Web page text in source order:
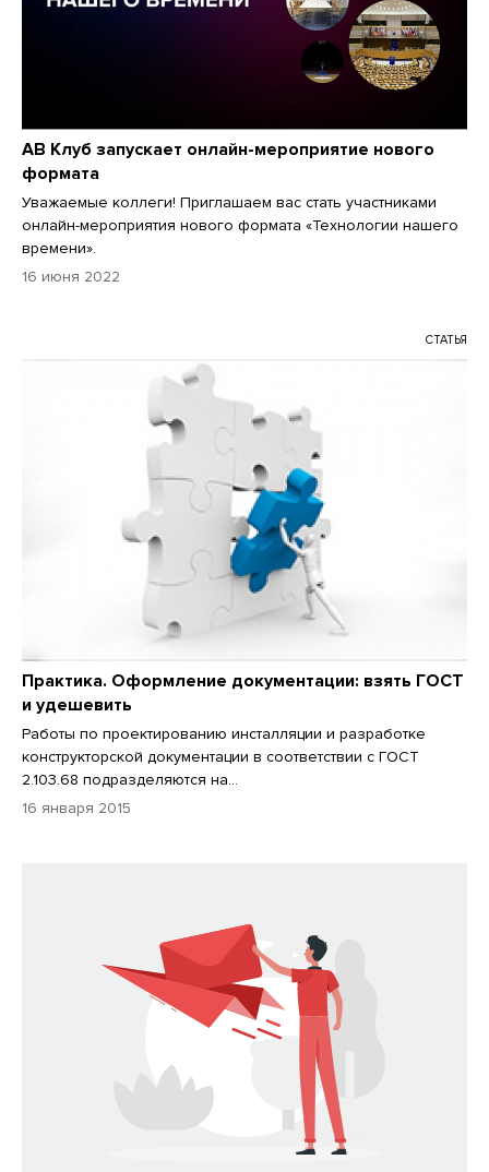
АВ Клуб запускает онлайн-мероприятие нового
формата
Уважаемые коллеги! Приглашаем вас стать участниками
онлайн-мероприятия нового формата «Технологии нашего
времени».
16 июня 2022
СТАТЬЯ
Практика. Оформление документации: взять ГОСТ
и удешевить
Работы по проектированию инсталляции и разработке
конструкторской документации в соответствии с ГОСТ
2.103.68 подразделяются на...
16 января 2015